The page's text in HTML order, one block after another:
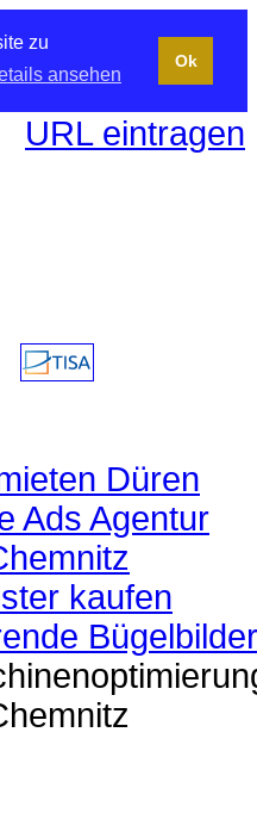
zu
ansehen
Ok
URL eintragen
Düren
Ads Agentur
kaufen
Bügelbilder